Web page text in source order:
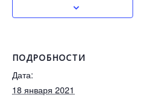
ПОДРОБНОСТИ
Дата:
18 января 2021